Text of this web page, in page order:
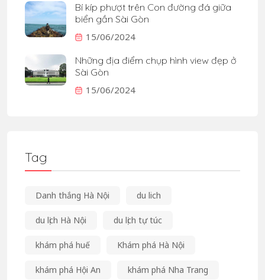
Bí kíp phượt trên Con đường đá giữa
biển gần Sài Gòn
15/06/2024
Những địa điểm chụp hình view đẹp ở
Sài Gòn
15/06/2024
Tag
Danh thắng Hà Nội du lich
du lịch Hà Nội du lịch tự túc
khám phá huế Khám phá Hà Nội
khám phá Hội An khám phá Nha Trang